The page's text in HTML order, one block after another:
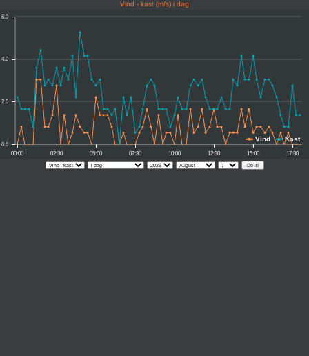
Vind - kast (m/s) i dag